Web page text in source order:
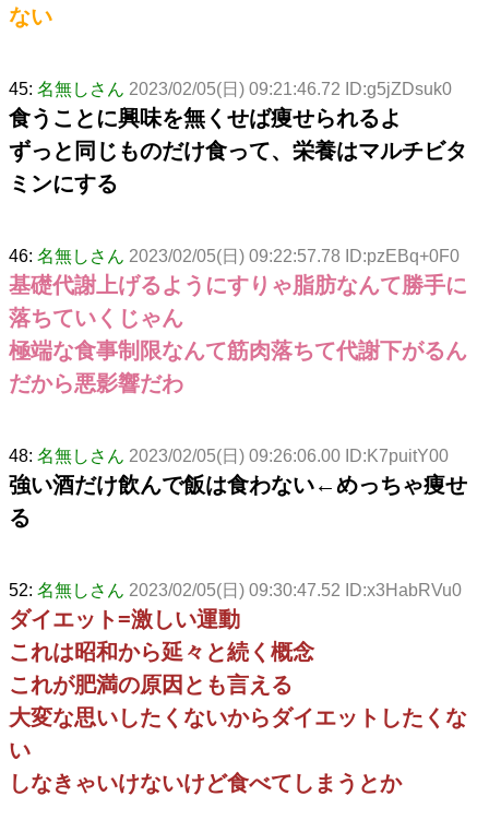
ない
45: 名無しさん 2023/02/05(日) 09:21:46.72 ID:g5jZDsuk0
食うことに興味を無くせば痩せられるよ
ずっと同じものだけ食って、栄養はマルチビタ
ミンにする
46: 名無しさん 2023/02/05(日) 09:22:57.78 ID:pzEBq+0F0
基礎代謝上げるようにすりゃ脂肪なんて勝手に
落ちていくじゃん
極端な食事制限なんて筋肉落ちて代謝下がるん
だから悪影響だわ
48: 名無しさん 2023/02/05(日) 09:26:06.00 ID:K7puitY00
強い酒だけ飲んで飯は食わない←めっちゃ痩せ
る
52: 名無しさん 2023/02/05(日) 09:30:47.52 ID:x3HabRVu0
ダイエット=激しい運動
これは昭和から延々と続く概念
これが肥満の原因とも言える
大変な思いしたくないからダイエットしたくな
い
しなきゃいけないけど食べてしまうとか